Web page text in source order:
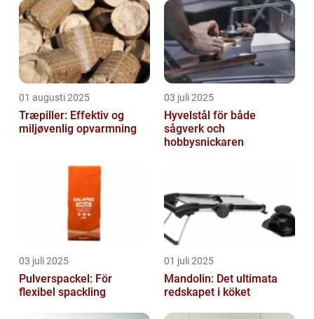
01 augusti 2025
Træpiller: Effektiv og
miljøvenlig opvarmning
03 juli 2025
Hyvelstål för både
sågverk och
hobbysnickaren
03 juli 2025
Pulverspackel: För
flexibel spackling
01 juli 2025
Mandolin: Det ultimata
redskapet i köket